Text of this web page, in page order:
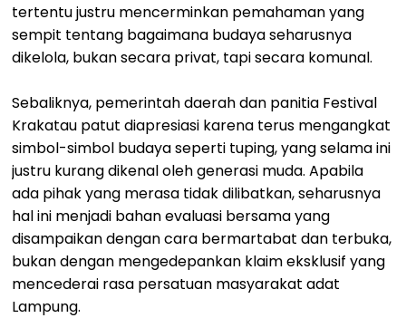
tertentu justru mencerminkan pemahaman yang
sempit tentang bagaimana budaya seharusnya
dikelola, bukan secara privat, tapi secara komunal.
Sebaliknya, pemerintah daerah dan panitia Festival
Krakatau patut diapresiasi karena terus mengangkat
simbol-simbol budaya seperti tuping, yang selama ini
justru kurang dikenal oleh generasi muda. Apabila
ada pihak yang merasa tidak dilibatkan, seharusnya
hal ini menjadi bahan evaluasi bersama yang
disampaikan dengan cara bermartabat dan terbuka,
bukan dengan mengedepankan klaim eksklusif yang
mencederai rasa persatuan masyarakat adat
Lampung.